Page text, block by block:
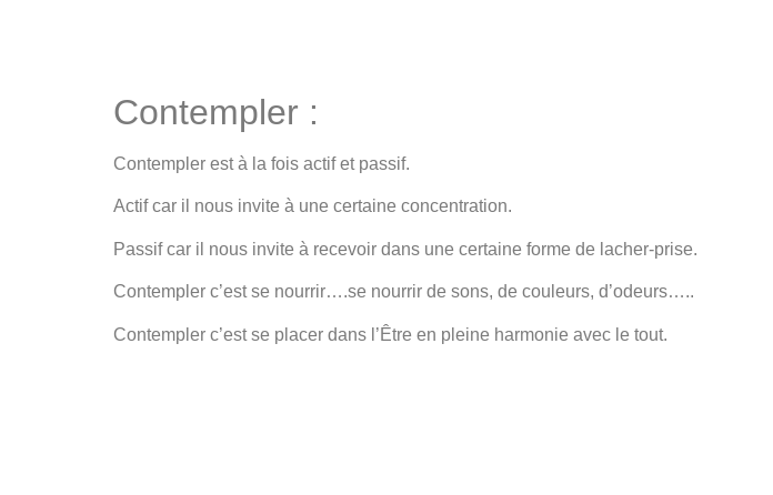
Contempler :
Contempler est à la fois actif et passif.
Actif car il nous invite à une certaine concentration.
Passif car il nous invite à recevoir dans une certaine forme de lacher-prise.
Contempler c’est se nourrir….se nourrir de sons, de couleurs, d’odeurs…..
Contempler c’est se placer dans l’Être en pleine harmonie avec le tout.